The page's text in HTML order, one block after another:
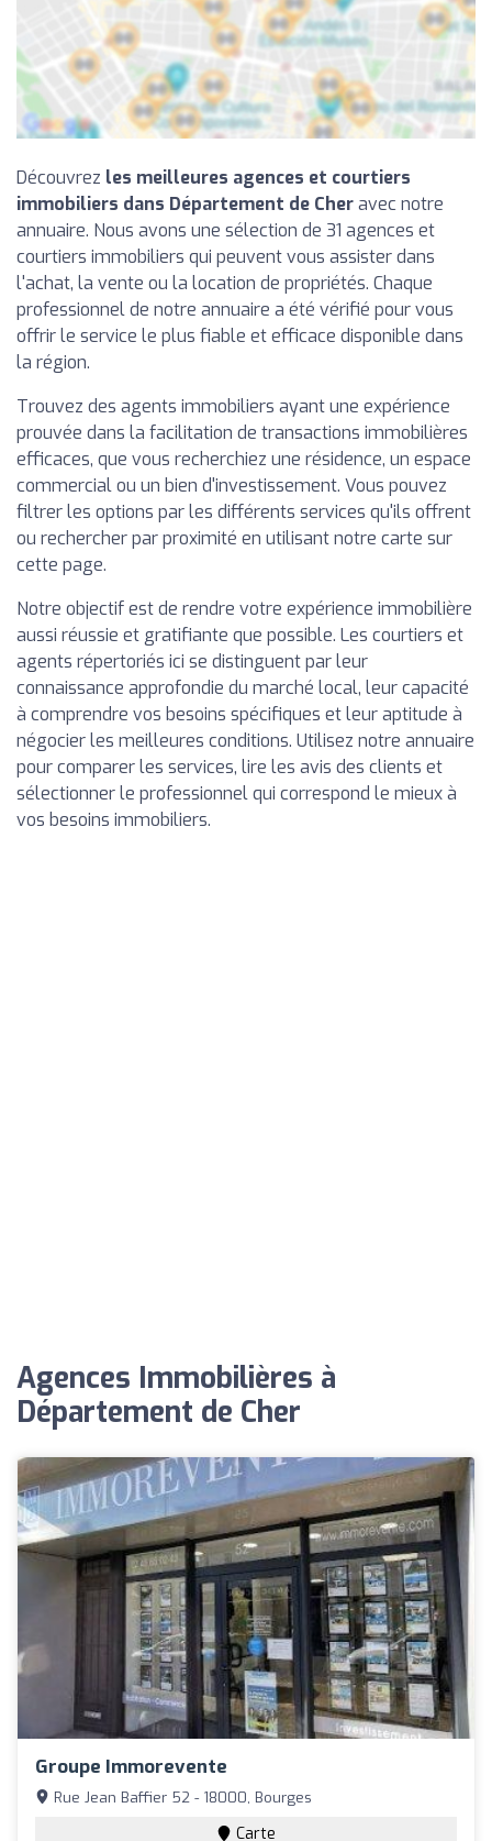
Découvrez les meilleures agences et courtiers
immobiliers dans Département de Cheravec notre
annuaire. Nous avons une sélection de 31 agences et
courtiers immobiliers qui peuvent vous assister dans
l'achat, la vente ou la location de propriétés. Chaque
professionnel de notre annuaire a été vérifié pour vous
offrir le service le plus fiable et efficace disponible dans
la région.
Trouvez des agents immobiliers ayant une expérience
prouvée dans la facilitation de transactions immobilières
efficaces, que vous recherchiez une résidence, un espace
commercial ou un bien d'investissement. Vous pouvez
filtrer les options par les différents services qu'ils offrent
ou rechercher par proximité en utilisant notre carte sur
cette page.
Notre objectif est de rendre votre expérience immobilière
aussi réussie et gratifiante que possible. Les courtiers et
agents répertoriés ici se distinguent par leur
connaissance approfondie du marché local, leur capacité
à comprendre vos besoins spécifiques et leur aptitude à
négocier les meilleures conditions. Utilisez notre annuaire
pour comparer les services, lire les avis des clients et
sélectionner le professionnel qui correspond le mieux à
vos besoins immobiliers.
Agences Immobilières à
Département de Cher
Groupe Immorevente
Rue Jean Baffier 52 - 18000, Bourges
Carte